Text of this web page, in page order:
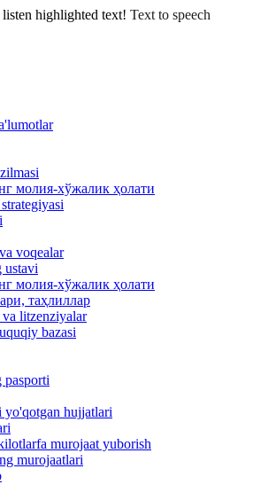
highlighted text! Text to speech
молия-хўжалик ҳолати
voqealar
ustavi
молия-хўжалик ҳолати
таҳлиллар
litzenziyalar
bazasi
pasporti
hujjatlari
murojaat yuborish
murojaatlari